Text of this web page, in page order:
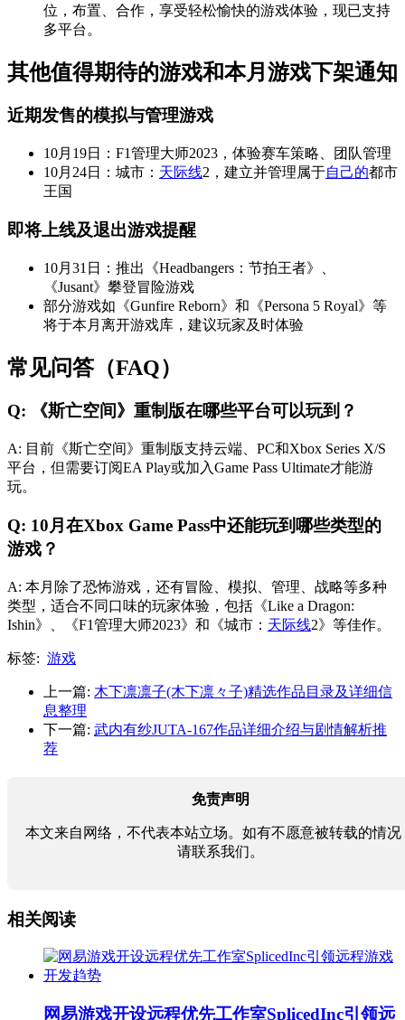
位，布置、合作，享受轻松愉快的游戏体验，现已支持
多平台。
其他值得期待的游戏和本月游戏下架通知
近期发售的模拟与管理游戏
10月19日：F1管理大师2023，体验赛车策略、团队管理
10月24日：城市： 天际线2，建立并管理属于自己的都市
王国
即将上线及退出游戏提醒
10月31日：推出《Headbangers：节拍王者》、
《Jusant》攀登冒险游戏
部分游戏如《Gunfire Reborn》和《Persona 5 Royal》等
将于本月离开游戏库，建议玩家及时体验
常见问答（FAQ）
Q: 《斯亡空间》重制版在哪些平台可以玩到？
A: 目前《斯亡空间》重制版支持云端、PC和Xbox Series X/S
平台，但需要订阅EA Play或加入Game Pass Ultimate才能游
玩。
Q: 10月在Xbox Game Pass中还能玩到哪些类型的
游戏？
A: 本月除了恐怖游戏，还有冒险、模拟、管理、战略等多种
类型，适合不同口味的玩家体验，包括《Like a Dragon:
Ishin》、《F1管理大师2023》和《城市： 天际线2》等佳作。
标签: 游戏
上一篇: 木下凛凛子(木下凛々子)精选作品目录及详细信
息整理
下一篇: 武内有纱JUTA-167作品详细介绍与剧情解析推
荐
免责声明
本文来自网络，不代表本站立场。如有不愿意被转载的情况
请联系我们。
相关阅读
网易游戏开设远程优先工作室SplicedInc引领远